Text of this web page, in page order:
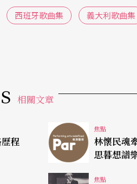
、自然景觀的描述、幽默諷刺
莫里克詩篇的歌曲較具旋律性
，其詩作充滿光澤，情感與理
寫歌德是有心要接受挑戰，因
他在選詩方面非常小心。在五
Wilhelm Meister，例如，三首
西班牙歌曲集 義大利歌曲集
相關文章
程
焦點
林懷民魂
思暮想譜
焦點